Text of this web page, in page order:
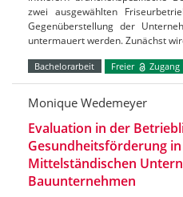
zwei ausgewählten
Gegenüberstellung der
untermauert werden. Zunächst
Bachelorarbeit Freier Zugang
Monique Wedemeyer
Evaluation in der
Gesundheitsförderung
Mittelständischen
Bauunternehmen